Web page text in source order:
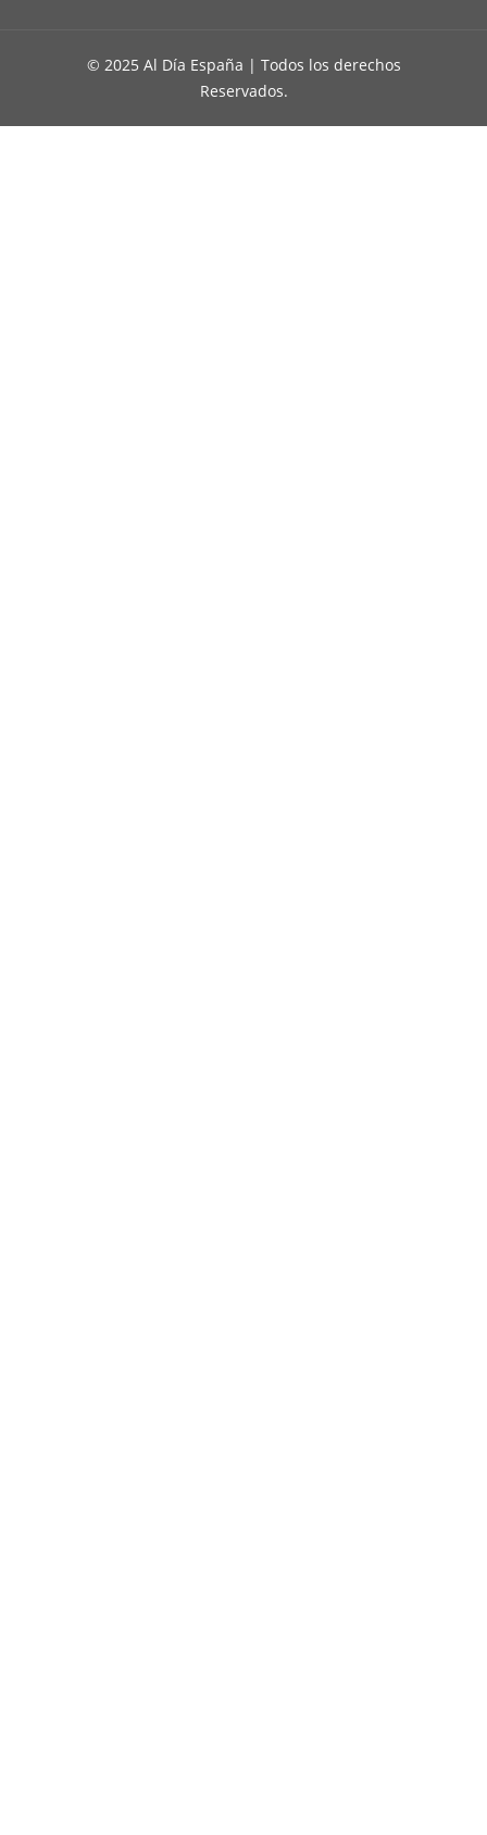
© 2025 Al Día España | Todos los derechos
Reservados.